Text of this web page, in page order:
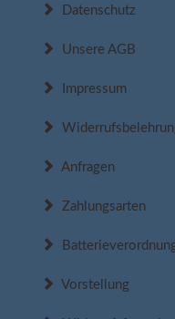
Datenschutz
Unsere AGB
Impressum
Anfragen
Zahlungsarten
Vorstellung